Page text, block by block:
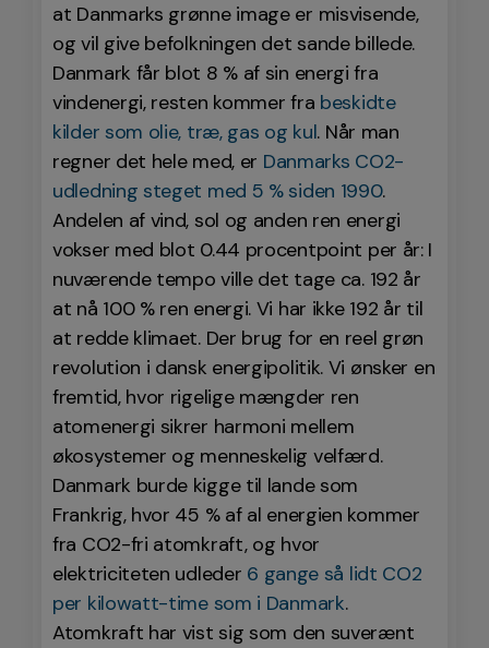
at Danmarks grønne image er misvisende,
og vil give befolkningen det sande billede.
Danmark får blot 8 % af sin energi fra
vindenergi, resten kommer fra beskidte
kilder som olie, træ, gas og kul. Når man
regner det hele med, er Danmarks CO2-
udledning steget med 5 % siden 1990.
Andelen af vind, sol og anden ren energi
vokser med blot 0.44 procentpoint per år: I
nuværende tempo ville det tage ca. 192 år
at nå 100 % ren energi. Vi har ikke 192 år til
at redde klimaet. Der brug for en reel grøn
revolution i dansk energipolitik. Vi ønsker en
fremtid, hvor rigelige mængder ren
atomenergi sikrer harmoni mellem
økosystemer og menneskelig velfærd.
Danmark burde kigge til lande som
Frankrig, hvor 45 % af al energien kommer
fra CO2-fri atomkraft, og hvor
elektriciteten udleder 6 gange så lidt CO2
per kilowatt-time som i Danmark.
Atomkraft har vist sig som den suverænt